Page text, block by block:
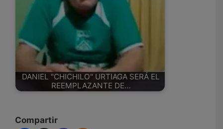
DANIEL "CHICHILO" URTIAGA SERÁ EL
REEMPLAZANTE DE…
Compartir